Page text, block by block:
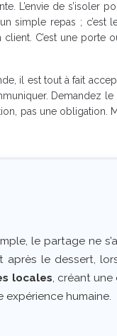
L’envie de s’isoler
simple repas ; c’est
C’est une
il est tout à fait
Demandez
pas une obligation.
le partage ne
le dessert,
locales, créant
expérience humaine.